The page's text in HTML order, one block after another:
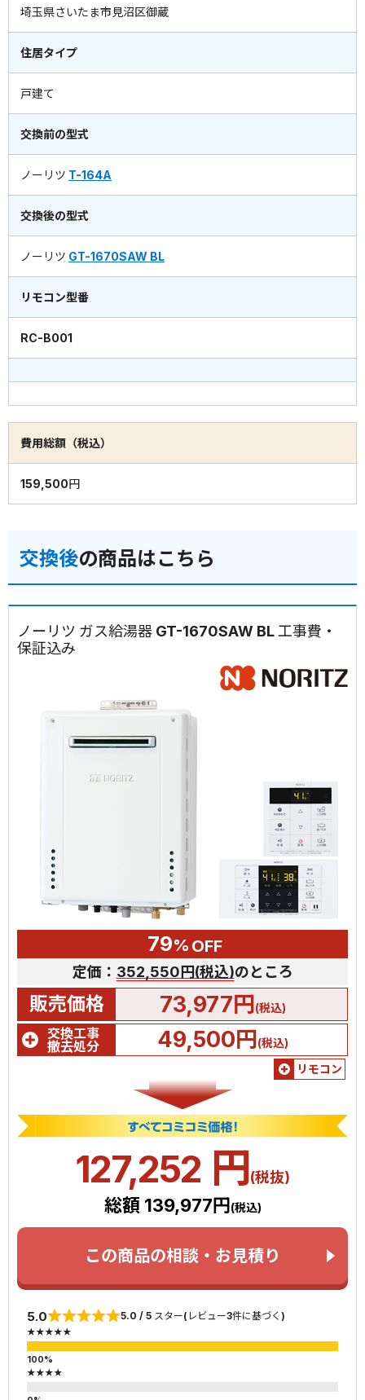
埼玉県さいたま市見沼区御蔵
住居タイプ
戸建て
交換前の型式
ノーリツ T-164A
交換後の型式
ノーリツ GT-1670SAW BL
リモコン型番
RC-B001
費用総額（税込）
159,500円
交換後の商品はこちら
ノーリツ ガス給湯器 GT-1670SAW BL 工事費・
保証込み
79% OFF
定価： 352,550円(税込)のところ
販売価格 73,977円(税込)
交換工事
撤去処分
49,500円(税込)
リモコン
127,252 円(税抜)
総額 139,977円 (税込)
この商品の相談・お見積り
5.0 5.0 / 5 スター(レビュー3件に基づく)
★★★★★
★★★★